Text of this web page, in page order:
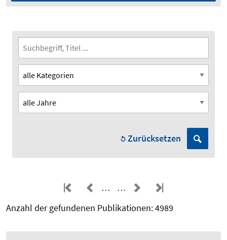
Zurücksetzen
…
…
Anzahl der gefundenen Publikationen: 4989